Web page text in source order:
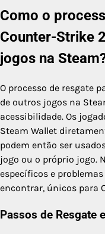
Como o
Counter-Strike
jogos na
O processo de resgate
de outros jogos na
acessibilidade. Os
Steam Wallet
podem então ser
jogo ou o próprio jogo.
específicos e
encontrar, únicos para
Passos de Resgate